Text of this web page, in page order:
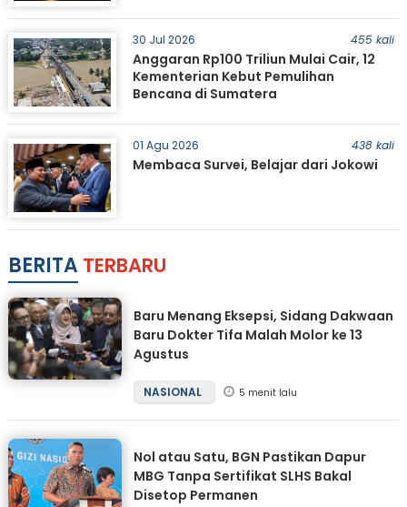
30 Jul 2026 455 kali
Anggaran Rp100 Triliun Mulai Cair, 12
Kementerian Kebut Pemulihan
Bencana di Sumatera
01 Agu 2026 438 kali
Membaca Survei, Belajar dari Jokowi
BERITA TERBARU
Baru Menang Eksepsi, Sidang Dakwaan
Baru Dokter Tifa Malah Molor ke 13
Agustus
NASIONAL 5 menit lalu
Nol atau Satu, BGN Pastikan Dapur
MBG Tanpa Sertifikat SLHS Bakal
Disetop Permanen